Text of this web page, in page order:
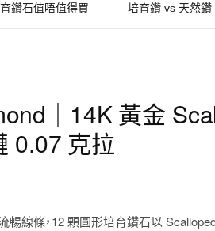
鑽石值唔值得買 培育鑽 vs 天然鑽
｜14K 黃金
0.07 克拉
暢線條，12 顆圓形培育鑽石以